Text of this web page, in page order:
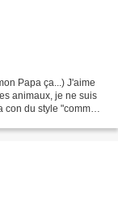
Papa ça...) J'aime
animaux, je ne suis
du style "comme